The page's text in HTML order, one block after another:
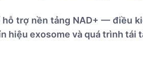
trợ nền tảng NAD+ — điều
hiệu exosome và quá trình tái